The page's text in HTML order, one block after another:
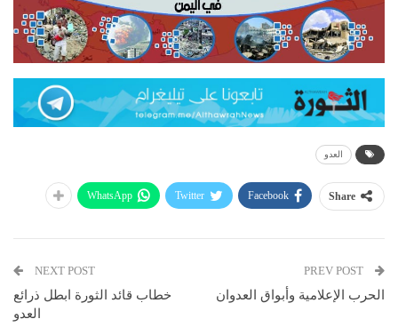
العدو
Share
Facebook
Twitter
WhatsApp
الحرب الإعلامية وأبواق العدوان
NEXT POST
خطاب قائد الثورة ابطل ذرائع
العدو